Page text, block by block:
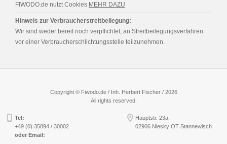
FIWODO.de nutzt Cookies MEHR DAZU
Hinweis zur Verbraucherstreitbeilegung:
Wir sind weder bereit noch verpflichtet, an Streitbeilegungsverfahren
vor einer Verbraucherschlichtungsstelle teilzunehmen.
Copyright © Fiwodo.de / Inh. Herbert Fischer / 2026
All rights reserved.
Tel:
+49 (0) 35894 / 30002
oder Email:
Hauptstr. 23a,
02906 Niesky OT Stannewisch